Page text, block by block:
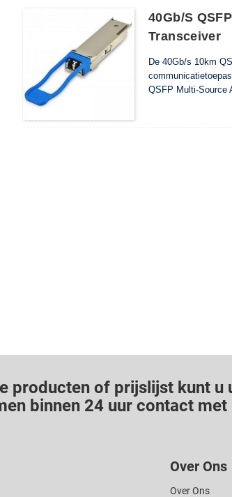
40Gb/s
Transceiver
De 40Gb/s 10km
QSFP Multi-Source
producten of prijslijst kunt u
binnen 24 uur contact met
Over Ons
Over Ons